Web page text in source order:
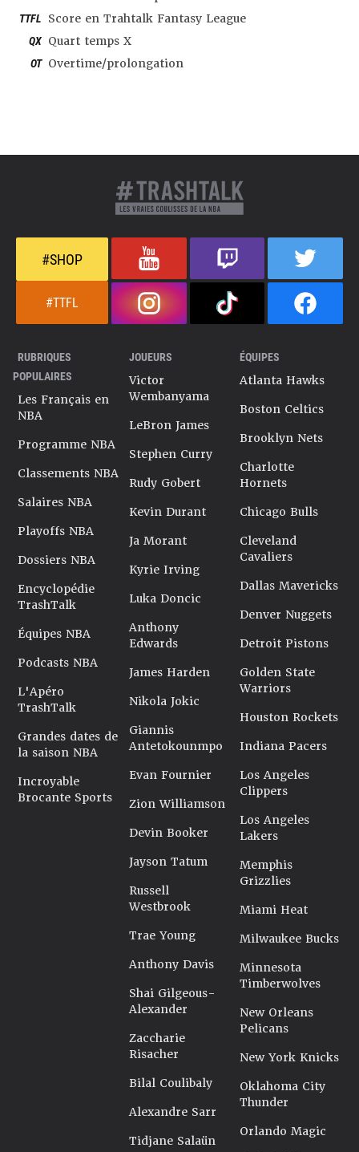
TTFL Score en Trahtalk Fantasy League
QX Quart temps X
OT Overtime/prolongation
#SHOP
#TTFL
RUBRIQUES
POPULAIRES
Les Français en
NBA
Programme NBA
Classements NBA
Salaires NBA
Playoffs NBA
Dossiers NBA
Encyclopédie
TrashTalk
Équipes NBA
Podcasts NBA
L'Apéro
TrashTalk
Grandes dates de
la saison NBA
Incroyable
Brocante Sports
JOUEURS
Victor
Wembanyama
LeBron James
Stephen Curry
Rudy Gobert
Kevin Durant
Ja Morant
Kyrie Irving
Luka Doncic
Anthony
Edwards
James Harden
Nikola Jokic
Giannis
Antetokounmpo
Evan Fournier
Zion Williamson
Devin Booker
Jayson Tatum
Russell
Westbrook
Trae Young
Anthony Davis
Shai Gilgeous-
Alexander
Zaccharie
Risacher
Bilal Coulibaly
Alexandre Sarr
Tidjane Salaün
ÉQUIPES
Atlanta Hawks
Boston Celtics
Brooklyn Nets
Charlotte
Hornets
Chicago Bulls
Cleveland
Cavaliers
Dallas Mavericks
Denver Nuggets
Detroit Pistons
Golden State
Warriors
Houston Rockets
Indiana Pacers
Los Angeles
Clippers
Los Angeles
Lakers
Memphis
Grizzlies
Miami Heat
Milwaukee Bucks
Minnesota
Timberwolves
New Orleans
Pelicans
New York Knicks
Oklahoma City
Thunder
Orlando Magic